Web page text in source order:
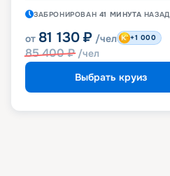
ЗАБРОНИРОВАН 41 МИНУТА НАЗАД
от 81 130 ₽ /чел
85 400₽ /чел
+1 000
Выбрать круиз